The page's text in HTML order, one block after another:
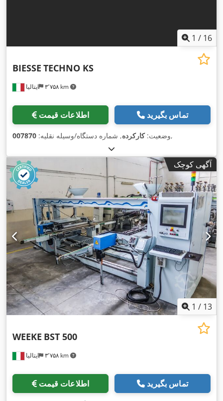
1 / 16
ایتالیا ۳٬۷۵۸ km
BIESSE TECHNO KS
اطلاعات قیمت تماس بگیرید
وضعیت:کارکرده, شماره دستگاه/وسیله نقلیه: 007870 ,
آگهی کوچک
1 / 13
ایتالیا ۳٬۷۵۸ km
WEEKE BST 500
اطلاعات قیمت تماس بگیرید